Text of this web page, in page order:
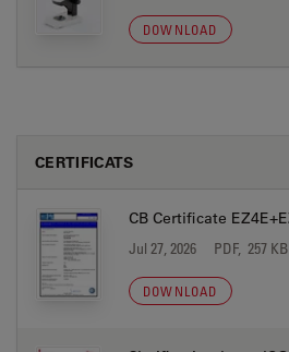
DOWNLOAD
CERTIFICATS
CB Certificate
Jul 27, 2026 PDF, 257 KB
DOWNLOAD